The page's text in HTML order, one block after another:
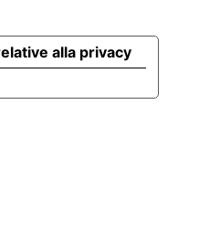
alla privacy